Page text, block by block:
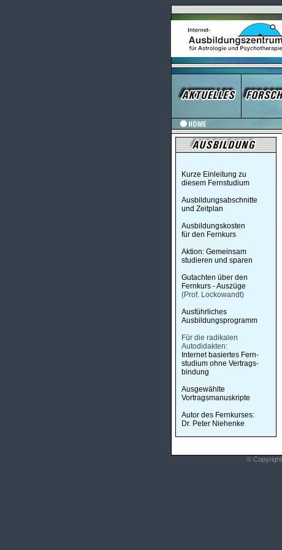
Kurze Einleitung zu
diesem Fernstudium
Ausbildungsabschnitte
und Zeitplan
Ausbildungskosten
für den Fernkurs
Aktion: Gemeinsam
studieren und sparen
Gutachten über den
Fernkurs - Auszüge
(Prof. Lockowandt)
Ausführliches
Ausbildungsprogramm
Für die radikalen
Autodidakten:
Internet basiertes Fern-
studium ohne Vertrags-
bindung
Ausgewählte
Vortragsmanuskripte
Autor des Fernkurses:
Dr. Peter Niehenke
©